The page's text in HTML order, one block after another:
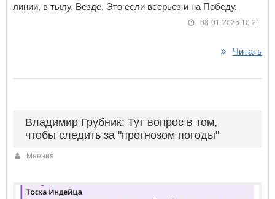
линии, в тылу. Везде. Это если всерьез и на Победу.
08-01-2026 10:21
Читать
Владимир Грубник: Тут вопрос в том,
чтобы следить за "прогнозом погоды"
Мнения